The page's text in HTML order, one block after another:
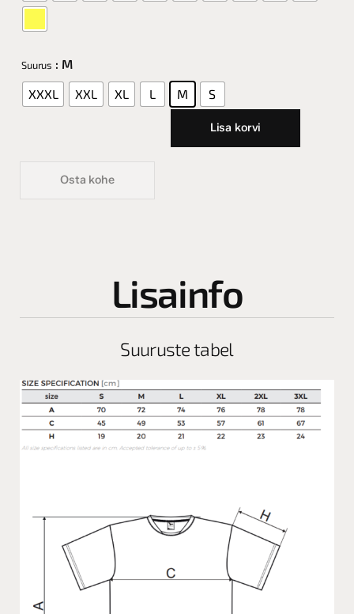
Suurus : M
XXXL
XXL XL L M S
Lisa korvi
Osta kohe
Lisainfo
Suuruste tabel